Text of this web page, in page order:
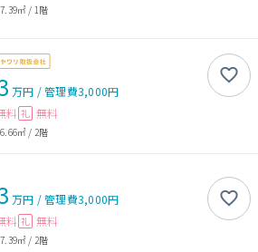
㎡ / 1階
万円 /管理費3,000円
料 礼 無料
㎡ / 2階
万円 /管理費3,000円
料 礼 無料
㎡ / 2階